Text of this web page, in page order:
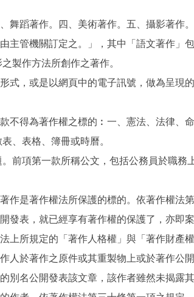
舞蹈著作。四、美術著作。五、攝影著作
主管機關訂定之。」，其中「語文著作」
製作方法所創作之著作。
式，或是以網頁中的電子訊號，做為呈現
得為著作權之標的︰一、憲法、法律、命
、表格、簿冊或時曆。
前項第一款所稱公文，包括公務員於職務
是著作權法所保護的標的。依著作權法第
發表，就已經享有著作權的保護了，亦即
上所規定的「著作人格權」與「著作財產
人於著作之原件或其重製物上或於著作公
別名公開發表該文章，該作者雖然未揭露